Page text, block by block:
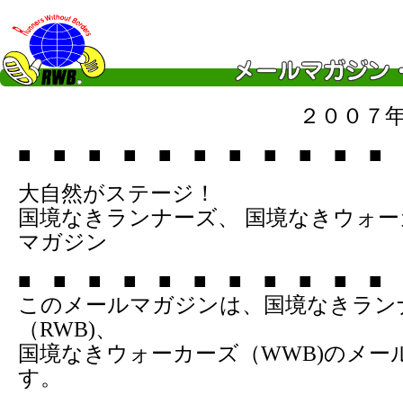
２００７
■ ■ ■ ■ ■ ■ ■ ■ ■ ■ ■
大自然がステージ！
国境なきランナーズ、 国境なきウォ
マガジン
■ ■ ■ ■ ■ ■ ■ ■ ■ ■ ■
このメールマガジンは、国境なきラン
（RWB)、
国境なきウォーカーズ（WWB)のメー
す。